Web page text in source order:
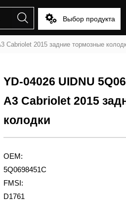
  Выбор продукта
Cabriolet 2015 задние тормозные
YD-04026 UIDNU
A3 Cabriolet 2015
колодки
OEM:
5Q0698451C
FMSI:
D1761